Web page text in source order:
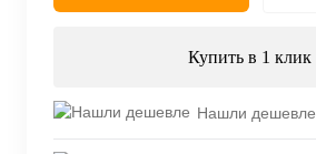
Купить в 1 клик
Нашли дешевле